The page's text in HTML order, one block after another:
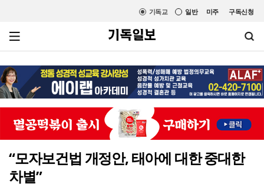
미주 구독신청
일반
기독교
“모자보건법 개정안, 태아에 대한 중대한
차별”